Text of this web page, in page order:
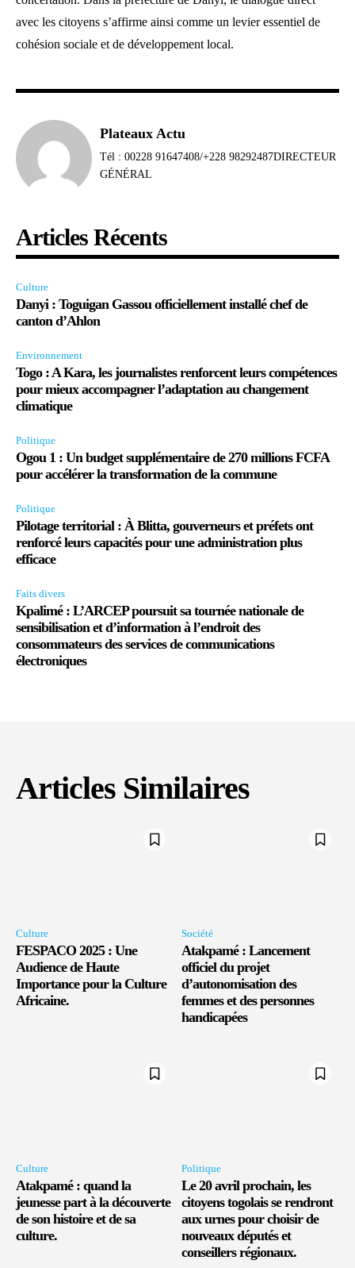
avec les citoyens s’affirme ainsi comme un levier essentiel de
cohésion sociale et de développement local.
Plateaux Actu
Tél : 00228 91647408/+228 98292487DIRECTEUR
GÉNÉRAL
Articles Récents
Culture
Danyi : Toguigan Gassou officiellement installé chef de
canton d’Ahlon
Environnement
Togo : A Kara, les journalistes renforcent leurs compétences
pour mieux accompagner l’adaptation au changement
climatique
Politique
Ogou 1 : Un budget supplémentaire de 270 millions FCFA
pour accélérer la transformation de la commune
Politique
Pilotage territorial : À Blitta, gouverneurs et préfets ont
renforcé leurs capacités pour une administration plus
efficace
Faits divers
Kpalimé : L’ARCEP poursuit sa tournée nationale de
sensibilisation et d’information à l’endroit des
consommateurs des services de communications
électroniques
Articles Similaires
Culture
FESPACO 2025 : Une
Audience de Haute
Importance pour la Culture
Africaine.
Société
Atakpamé : Lancement
officiel du projet
d’autonomisation des
femmes et des personnes
handicapées
Culture
Atakpamé : quand la
jeunesse part à la découverte
de son histoire et de sa
culture.
Politique
Le 20 avril prochain, les
citoyens togolais se rendront
aux urnes pour choisir de
nouveaux députés et
conseillers régionaux.